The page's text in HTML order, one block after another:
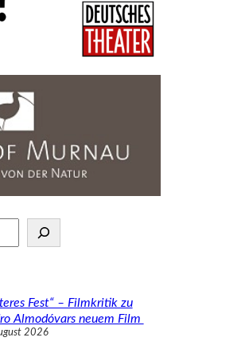
Fest“ – Filmkritik zu
Almodóvars neuem Film
2026